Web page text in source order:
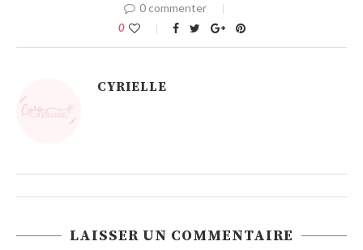
0 commenter
0
CYRIELLE
LAISSER UN COMMENTAIRE